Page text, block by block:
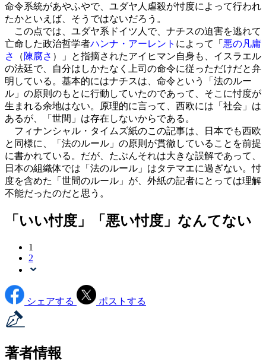
命令系統があやふやで、ユダヤ人虐殺が忖度によって行われ
たかといえば、そうではないだろう。
この点では、ユダヤ系ドイツ人で、ナチスの迫害を逃れて
亡命した政治哲学者ハンナ・アーレント によって「 悪の凡庸
さ
（ 陳腐さ ）」と指摘されたアイヒマン自身も、イスラエル
の法廷で、自分はしかたなく上司の命令に従っただけだと弁
明している。基本的にはナチスは、命令という「法のルー
ル」の原則のもとに行動していたのであって、そこに忖度が
生まれる余地はない。原理的に言って、西欧には「社会」は
あるが、「世間」は存在しないからである。
フィナンシャル・タイムズ紙のこの記事は、日本でも西欧
と同様に、「法のルール」の原則が貫徹していることを前提
に書かれている。だが、たぶんそれは大きな誤解であって、
日本の組織体では「法のルール」はタテマエに過ぎない。忖
度を含めた「世間のルール」が、外紙の記者にとっては理解
不能だったのだと思う。
「いい忖度」「悪い忖度」なんてない
1
2
シェアする ポストする
著者情報